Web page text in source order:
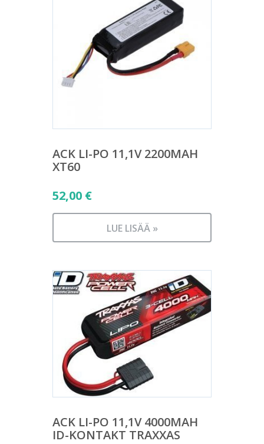
ACK LI-PO 11,1V 2200MAH
XT60
52,00 €
LUE LISÄÄ »
ACK LI-PO 11,1V 4000MAH
ID-KONTAKT TRAXXAS